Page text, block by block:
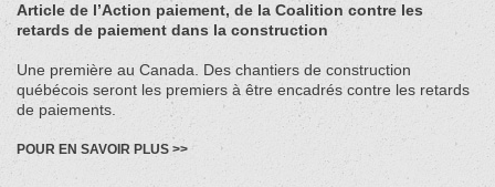
Article de l’Action paiement, de la Coalition contre les
retards de paiement dans la construction
Une première au Canada. Des chantiers de construction
québécois seront les premiers à être encadrés contre les retards
de paiements.
POUR EN SAVOIR PLUS >>